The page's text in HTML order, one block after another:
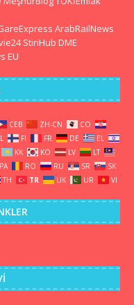
ArabRailNews
StiriHub DME
EU
CEB ZH-CN
CO
FI FR DE
EL
KK KO LV
LT
PA RO RU SR
SK
TH TR UK UR VI